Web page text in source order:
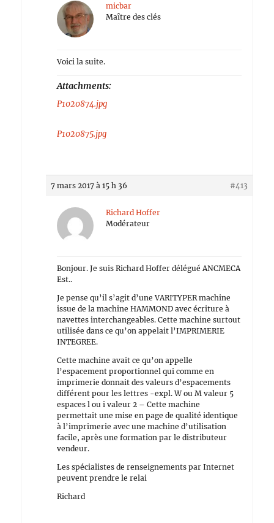
micbar
Maître des clés
Voici la suite.
Attachments:
P1020874.jpg
P1020875.jpg
7 mars 2017 à 15 h 36 #413
Richard Hoffer
Modérateur
Bonjour. Je suis Richard Hoffer délégué ANCMECA
Est..
Je pense qu’il s’agit d’une VARITYPER machine
issue de la machine HAMMOND avec écriture à
navettes interchangeables. Cette machine surtout
utilisée dans ce qu’on appelait l’IMPRIMERIE
INTEGREE.
Cette machine avait ce qu’on appelle
l’espacement proportionnel qui comme en
imprimerie donnait des valeurs d’espacements
différent pour les lettres -expl. W ou M valeur 5
espaces l ou i valeur 2 – Cette machine
permettait une mise en page de qualité identique
à l’imprimerie avec une machine d’utilisation
facile, après une formation par le distributeur
vendeur.
Les spécialistes de renseignements par Internet
peuvent prendre le relai
Richard